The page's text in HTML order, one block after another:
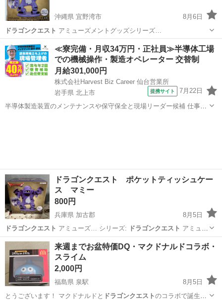
沖縄県 宜野湾市
8月6日
ドラゴンクエスト アミューズメントグッズシリーズ…
沖縄 宜野湾市 フィギュア ドラゴンクエスト
≪寮完備・月収34万円・正社員≫半導体工場
での機械操作・製造オペレーター 交替制
月給301,000円
株式会社Harvest Biz Career 仙台営業所
岩手県 北上市
提携サイト 7月22日
半導体製造装置のメンテナンスや保守保全と現場リーダー候補 仕事内
ドラゴンクエスト ポケットティッシュケー
ス マミー
800円
兵庫県 加古郡
8月5日
ドラゴンクエスト アミューズ… シリーズ: ドラゴンクエスト アミュー
ズ…
兵庫 加古郡 フィギュア ドラゴンクエスト
来週までお盆特価DQ・マクドナルドコラボ・
スライム
2,000円
福島県 泉駅
8月5日
とうございます！ マクドナルドと ドラゴンクエストのコラボで誕生し